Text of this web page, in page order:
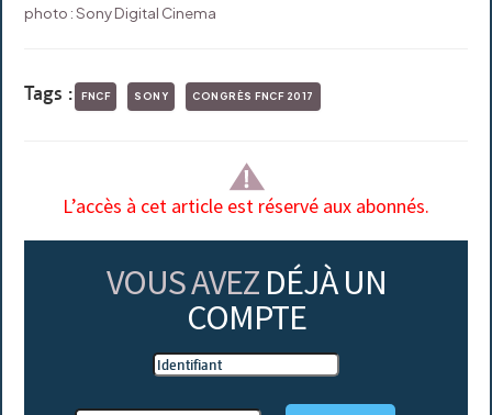
photo : Sony Digital Cinema
Tags : FNCF SONY CONGRÈS FNCF 2017
L’accès à cet article est réservé aux abonnés.
VOUS AVEZ DÉJÀ UN
COMPTE